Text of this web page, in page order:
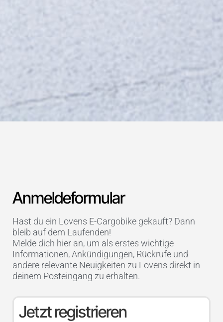
Anmeldeformular
Hast du ein Lovens E-Cargobike gekauft? Dann
bleib auf dem Laufenden!
Melde dich hier an, um als erstes wichtige
Informationen, Ankündigungen, Rückrufe und
andere relevante Neuigkeiten zu Lovens direkt in
deinem Posteingang zu erhalten.
Jetzt registrieren